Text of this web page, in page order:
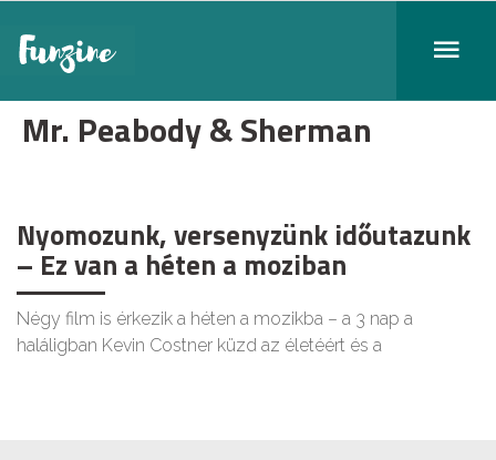
Mr. Peabody & Sherman
Nyomozunk, versenyzünk időutazunk
– Ez van a héten a moziban
Négy film is érkezik a héten a mozikba – a 3 nap a
haláligban Kevin Costner küzd az életéért és a